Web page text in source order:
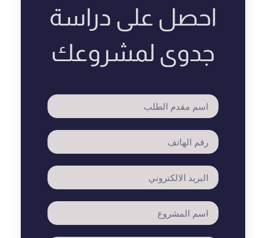
احصل على دراسة
جدوى لمشروعك